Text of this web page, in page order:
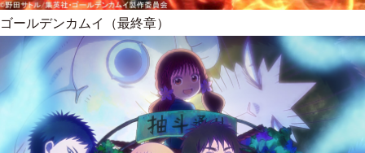
ゴールデンカムイ（最終章）